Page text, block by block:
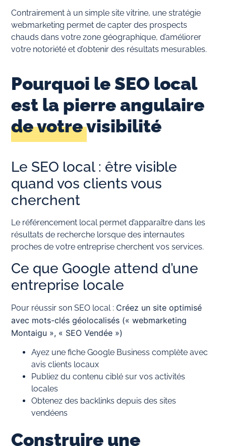
Contrairement à un simple site vitrine, une stratégie
webmarketing permet de capter des prospects
chauds dans votre zone géographique, d’améliorer
votre notoriété et d’obtenir des résultats mesurables.
Pourquoi le SEO local
est la pierre angulaire
de votre visibilité
Le SEO local : être visible
quand vos clients vous
cherchent
Le référencement local permet d’apparaître dans les
résultats de recherche lorsque des internautes
proches de votre entreprise cherchent vos services.
Ce que Google attend d’une
entreprise locale
Pour réussir son SEO local : Créez un site optimisé
avec mots-clés géolocalisés (« webmarketing
Montaigu », « SEO Vendée »)
Ayez une fiche Google Business complète avec
avis clients locaux
Publiez du contenu ciblé sur vos activités
locales
Obtenez des backlinks depuis des sites
vendéens
Construire une